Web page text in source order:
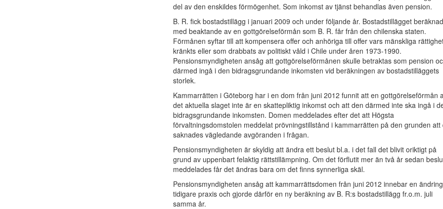
del av den enskildes förmögenhet. Som inkomst av tjänst behandlas även pension.
B. R. fick bostadstillägg i januari 2009 och under följande år. Bostadstillägget
med beaktande av en gottgörelseförmån som B. R. får från den chilenska staten.
Förmånen syftar till att kompensera offer och anhöriga till offer vars mänskliga
kränkts eller som drabbats av politiskt våld i Chile under åren 1973-1990.
Pensionsmyndigheten ansåg att gottgörelseförmånen skulle betraktas som pension
därmed ingå i den bidragsgrundande inkomsten vid beräkningen av bostadstilläggets
storlek.
Kammarrätten i Göteborg har i en dom från juni 2012 funnit att en gottgörelseförmån
det aktuella slaget inte är en skattepliktig inkomst och att den därmed inte ska ingå i
bidragsgrundande inkomsten. Domen meddelades efter det att Högsta
förvaltningsdomstolen meddelat prövningstillstånd i kammarrätten på den grunden att
saknades vägledande avgöranden i frågan.
Pensionsmyndigheten är skyldig att ändra ett beslut bl.a. i det fall det blivit oriktigt på
grund av uppenbart felaktig rättstillämpning. Om det förflutit mer än två år sedan
meddelades får det ändras bara om det finns synnerliga skäl.
Pensionsmyndigheten ansåg att kammarrättsdomen från juni 2012 innebar en
tidigare praxis och gjorde därför en ny beräkning av B. R:s bostadstillägg fr.o.m. juli
samma år.